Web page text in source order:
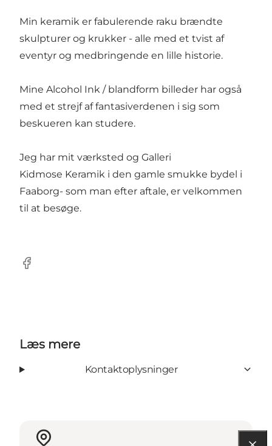
Min keramik er fabulerende raku brændte
skulpturer og krukker - alle med et tvist af
eventyr og medbringende en lille historie.
Mine Alcohol Ink / blandform billeder har også
med et strejf af fantasiverdenen i sig som
beskueren kan studere.
Jeg har mit værksted og Galleri
Kidmose Keramik i den gamle smukke bydel i
Faaborg- som man efter aftale, er velkommen
til at besøge.
Facebook
Læs mere
Kontaktoplysninger